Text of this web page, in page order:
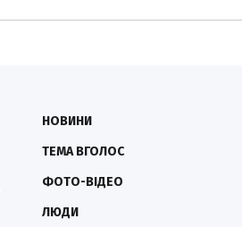
НОВИНИ
ТЕМА ВГОЛОС
ФОТО-ВІДЕО
ЛЮДИ